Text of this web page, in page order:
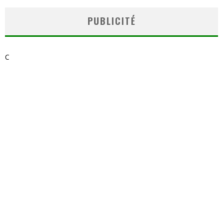
PUBLICITÉ
C